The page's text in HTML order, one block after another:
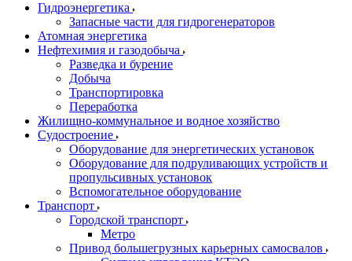
Гидроэнергетика
Запасные части для гидрогенераторов
Атомная энергетика
Нефтехимия и газодобыча
Разведка и бурение
Добыча
Транспортировка
Переработка
Жилищно-коммунальное и водное хозяйство
Судостроение
Оборудование для энергетических установок
Оборудование для подруливающих устройств и
пропульсивных установок
Вспомогательное оборудование
Транспорт
Городской транспорт
Метро
Привод большегрузных карьерных самосвалов